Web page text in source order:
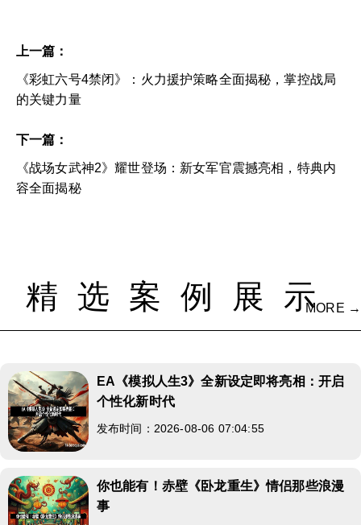
上一篇：
《彩虹六号4禁闭》：火力援护策略全面揭秘，掌控战局
的关键力量
下一篇：
《战场女武神2》耀世登场：新女军官震撼亮相，特典内
容全面揭秘
精选案例展示MORE →
EA《模拟人生3》全新设定即将亮相：开启
个性化新时代
发布时间：2026-08-06 07:04:55
你也能有！赤壁《卧龙重生》情侣那些浪漫
事